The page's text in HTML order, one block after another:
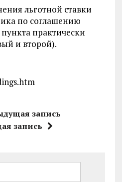
льготной ставки
по соглашению
практически
и второй).
запись
запись